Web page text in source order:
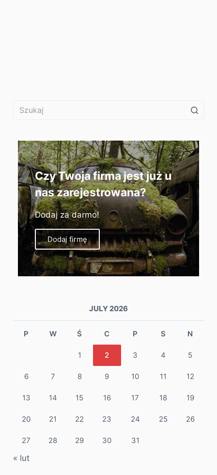
Czy Twoja firma jest już u
nas zarejestrowana?
Dodaj za darmo!
Dodaj firmę
JULY 2026
P W Ś C P S N
1 2 3 4 5
6 7 8 9 10 11 12
13 14 15 16 17 18 19
20 21 22 23 24 25 26
27 28 29 30 31
« lut